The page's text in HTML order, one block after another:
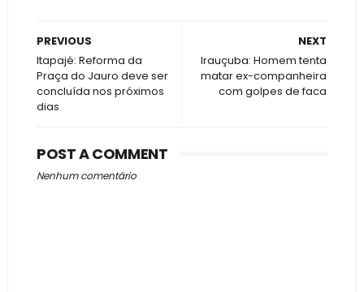
NEXT
Irauçuba: Homem tenta
matar ex-companheira
com golpes de faca
PREVIOUS
Itapajé: Reforma da
Praça do Jauro deve ser
concluída nos próximos
dias
POST A COMMENT
Nenhum comentário